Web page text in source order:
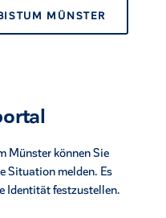
MÜNSTER
Münster können Sie
Situation melden. Es
Identität festzustellen.